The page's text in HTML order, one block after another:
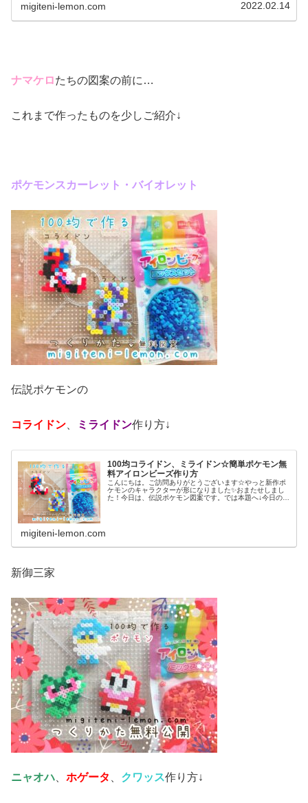
migiteni-lemon.com 2022.02.14
ナマケロたちの図案の前に…
これまで作ったものを少しご紹介↓
ポケモンスカーレット・バイオレット
伝説ポケモンの
コライドン ミライドン作り方↓
100均コライドン、ミライドン☆簡単ポケモン無
料アイロンビーズ作り方
こんにちは。ご訪問ありがとうございます☆やっと新作ポ
ケモンのキャラクターが形になりました✨おまたせしまし
た！今日は、伝説ポケモン図案です。では本題へ↓今日の作
migiteni-lemon.com
新御三家
ニャオハ、 ホゲータ 、 クワッス作り方↓